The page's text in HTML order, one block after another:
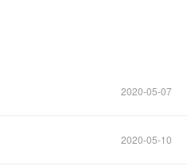
2020-05-07
2020-05-10